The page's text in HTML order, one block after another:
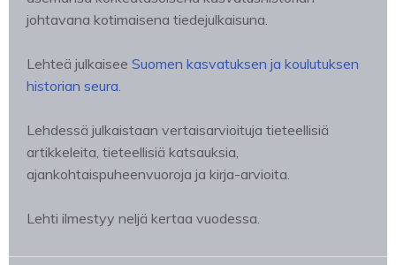
johtavana kotimaisena tiedejulkaisuna.
Lehteä julkaisee Suomen kasvatuksen ja koulutuksen
historian seura
Lehdessä julkaistaan vertaisarvioituja tieteellisiä
artikkeleita, tieteellisiä katsauksia,
ajankohtaispuheenvuoroja ja kirja-arvioita.
Lehti ilmestyy neljä kertaa vuodessa.